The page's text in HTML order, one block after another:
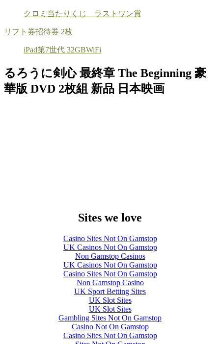
クロミ当たりくじ ラストワン賞
リフト券招待券 2枚
iPad第7世代 32GBWiFi
るろうに剣心 最終章 The Beginning 豪
華版 DVD 2枚組 新品 日本映画
Sites we love
Casino Sites Not On Gamstop
UK Casinos Not On Gamstop
Non Gamstop Casinos
UK Casinos Not On Gamstop
Casino Sites Not On Gamstop
Non Gamstop Casino
UK Sport Betting Sites
UK Slot Sites
UK Slot Sites
Gambling Sites Not On Gamstop
Casino Not On Gamstop
Casino Sites Not On Gamstop